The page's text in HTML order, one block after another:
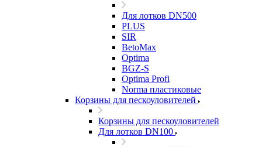
Для лотков DN500
PLUS
SIR
BetoMax
Optima
BGZ-S
Optima Profi
Norma пластиковые
Корзины для пескоуловителей
Корзины для пескоуловителей
Для лотков DN100